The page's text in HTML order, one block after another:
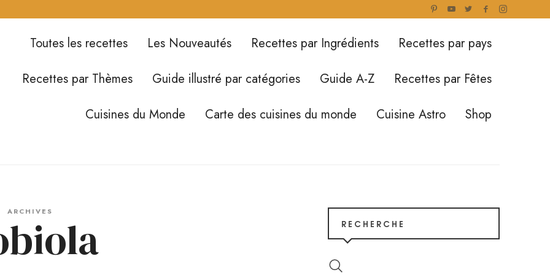
Toutes les recettes Les Nouveautés Recettes par Ingrédients
Recettes par pays
Recettes par Thèmes
Guide illustré par catégories Guide A-Z
Recettes par Fêtes
Cuisines du Monde
Carte des cuisines du monde Cuisine Astro Shop
ARCHIVES
RECHERCHE